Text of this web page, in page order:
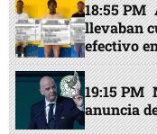
18:55 PM
llevaban
efectivo
19:15 PM
anuncia